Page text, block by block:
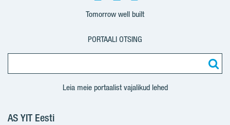
Tomorrow well built
PORTAALI OTSING
Leia meie portaalist vajalikud lehed
AS YIT Eesti